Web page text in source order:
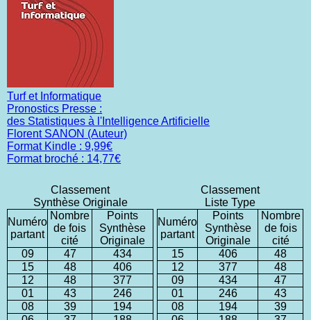
Turf et Informatique
Pronostics Presse :
des Statistiques à l'Intelligence Artificielle
Florent SANON (Auteur)
Format Kindle : 9,99€
Format broché : 14,77€
Classement
Synthèse Originale
Numéro
partant
Nombre
de fois
cité
Points
Synthèse
Originale
09
47
434
15
48
406
12
48
377
01
43
246
08
39
194
Classement
Liste Type
Numéro
partant
Points
Synthèse
Originale
Nombre
de fois
cité
15
406
48
12
377
48
09
434
47
01
246
43
08
194
39